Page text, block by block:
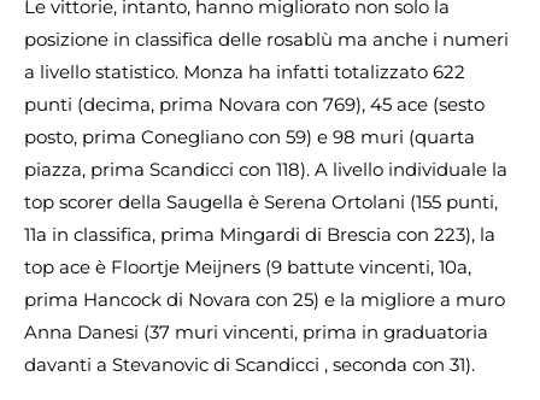
Le vittorie, intanto, hanno migliorato non solo la
posizione in classifica delle rosablù ma anche i numeri
a livello statistico. Monza ha infatti totalizzato 622
punti (decima, prima Novara con 769), 45 ace (sesto
posto, prima Conegliano con 59) e 98 muri (quarta
piazza, prima Scandicci con 118). A livello individuale la
top scorer della Saugella è Serena Ortolani (155 punti,
11a in classifica, prima Mingardi di Brescia con 223), la
top ace è Floortje Meijners (9 battute vincenti, 10a,
prima Hancock di Novara con 25) e la migliore a muro
Anna Danesi (37 muri vincenti, prima in graduatoria
davanti a Stevanovic di Scandicci , seconda con 31).